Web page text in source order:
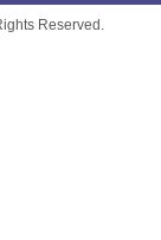
Reserved.